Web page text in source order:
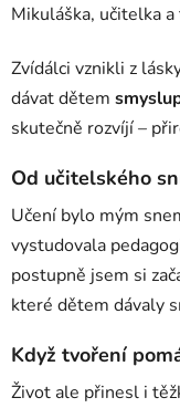
Mikuláška, učitelka
Zvídálci vznikli z
dávat dětem
skutečně rozvíjí –
Od učitelského
Učení bylo mým
vystudovala
postupně jsem si
které dětem dávaly
Když tvoření
Život ale přinesl i